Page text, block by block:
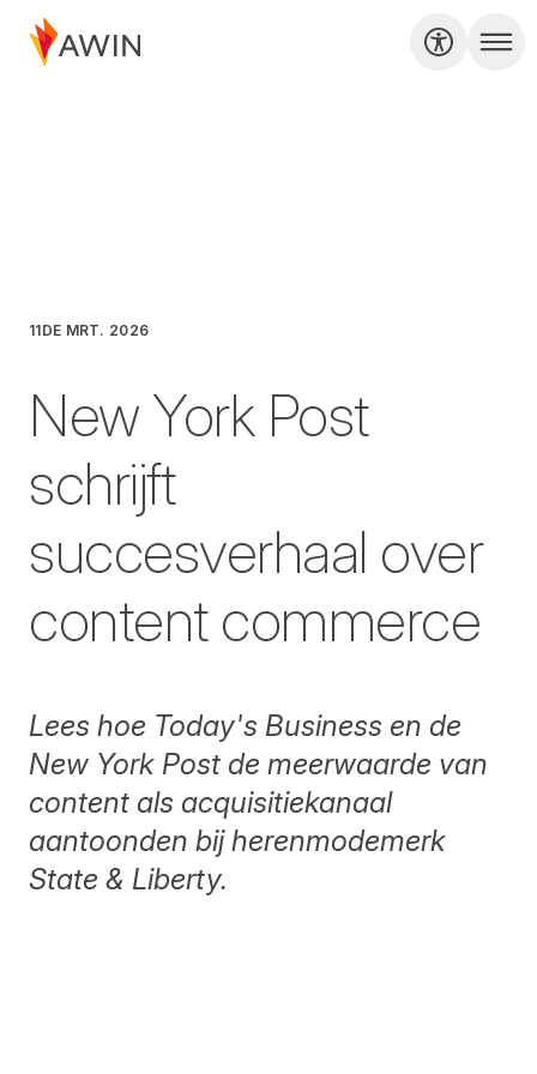
11DE MRT. 2026
New York Post
schrijft
succesverhaal over
content commerce
Lees hoe Today's Business en de
New York Post de meerwaarde van
content als acquisitiekanaal
aantoonden bij herenmodemerk
State & Liberty.